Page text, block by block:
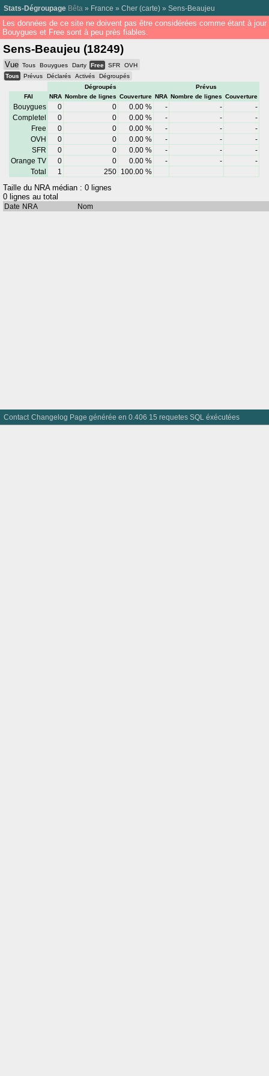
Stats-Dégroupage Bêta » France » Cher (carte) » Sens-Beaujeu
Les données de ce site ne doivent pas être considérées comme étant à
Bouygues et Free sont à peu près fiables.
Sens-Beaujeu (18249)
Vue Tous Bouygues Darty Free SFR
OVH
Tous
Prévus Déclarés Activés
Dégroupés
Dégroupés
Prévus
FAI
NRA Nombre de lignes Couverture NRA Nombre de lignes Couverture
Bouygues 0 0 0.00 % - -
-
Completel
0 0 0.00 % - -
-
Free
0 0 0.00 % - -
-
OVH
0 0 0.00 % - -
-
SFR
0 0 0.00 % - -
-
Orange TV
0 0 0.00 % - -
-
Total
1 250 100.00 %
Taille du NRA médian : 0 lignes
0 lignes au total
Date NRA Nom
Contact Changelog Page générée en 0.406 15 requetes SQL éxécutées